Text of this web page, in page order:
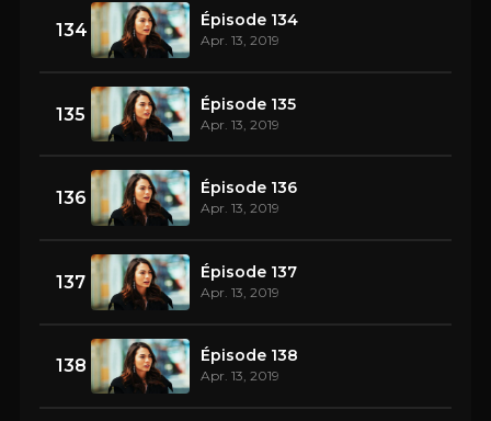
134 Épisode 134
Apr. 13, 2019
135 Épisode 135
Apr. 13, 2019
136 Épisode 136
Apr. 13, 2019
137 Épisode 137
Apr. 13, 2019
138 Épisode 138
Apr. 13, 2019